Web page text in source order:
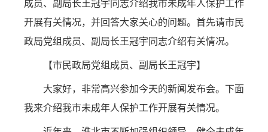
成员、副局长王冠宇同志介绍我市未成年人保护工作
开展有关情况，并回答大家关心的问题。首先请市民
政局党组成员、副局长王冠宇同志介绍有关情况。
【市民政局党组成员、副局长王冠宇】
大家好，非常高兴参加今天的新闻发布会。下面
我来介绍我市未成年人保护工作开展有关情况。